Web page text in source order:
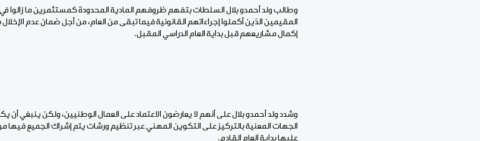
وطالب ولد أحمدو بلال السلطات بتفهم ظروفهم المادية المحدودة كمستثمرين ما زالوا
المقيمين الذين أكملوا إجراءاتهم القانونية فيما تبقى من العام، من أجل ضمان عدم الإخلال
إكمال مشاريعهم قبل بداية العام الدراسي المقبل.
وشدد ولد أحمدو بلال على أنهم لا يعارضون الاعتماد على العمال الوطنيين، ولكن ينبغي أن
الجهات المعنية بالتركيز على التكوين المهني عبر تنظيم ورشات يتم إشراك الجميع
عليها بداية العام القادم.